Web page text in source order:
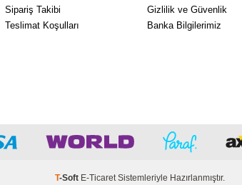
Sipariş Takibi
Teslimat Koşulları
Gizlilik ve Güvenlik
Banka Bilgilerimiz
T-Soft E-Ticaret Sistemleriyle Hazırlanmıştır.